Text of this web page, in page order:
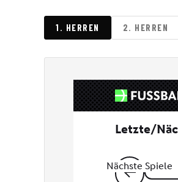
1. HERREN 2. HERREN